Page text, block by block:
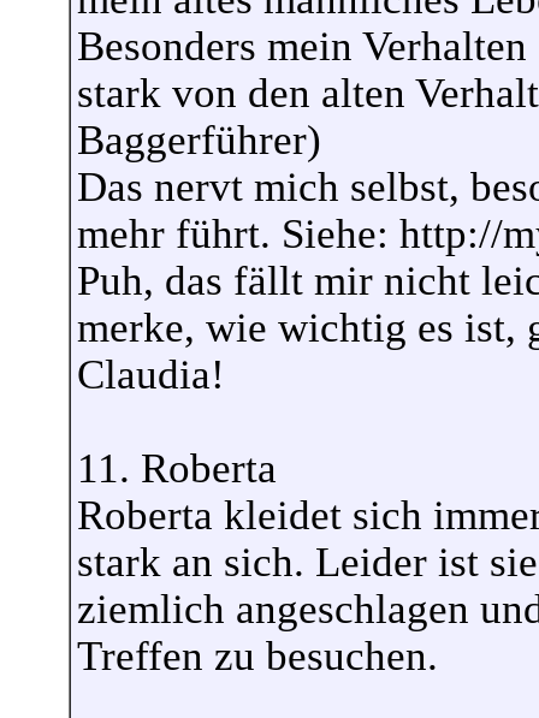
Besonders mein
stark von den alten
Baggerführer)
Das nervt mich selbst,
mehr führt. Siehe: http://
Puh, das fällt mir nicht
merke, wie wichtig es ist,
Claudia!
11. Roberta
Roberta kleidet sich
stark an sich. Leider ist
ziemlich angeschlagen
Treffen zu besuchen.